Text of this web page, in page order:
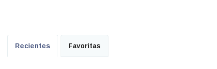
Recientes Favoritas